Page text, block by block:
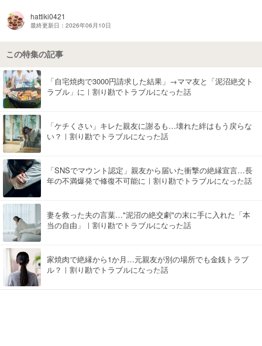
トレンド・イベント
hattiki0421
最終更新日：2026年06月10日
この特集の記事
「自宅焼肉で3000円請求した結果」→ママ友と「泥沼絶交ト
ラブル」に｜割り勘でトラブルになった話
「ケチくさい」キレた親友に謝るも…壊れた絆はもう戻らな
い？｜割り勘でトラブルになった話
「SNSでマウント認定」親友から届いた衝撃の絶縁宣言…長
年の不満爆発で修復不可能に｜割り勘でトラブルになった話
妻を救った夫の言葉…"泥沼の絶交劇"の末に手に入れた「本
当の自由」｜割り勘でトラブルになった話
家焼肉で絶縁から1か月…元親友が別の場所でも金銭トラブ
ル？｜割り勘でトラブルになった話